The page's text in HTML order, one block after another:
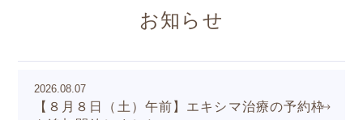
お知らせ
2026.08.07
【８月８日（土）午前】エキシマ治療の予約枠